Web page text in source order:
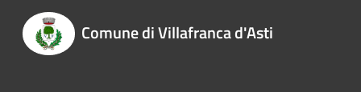
Comune di Villafranca d'Asti